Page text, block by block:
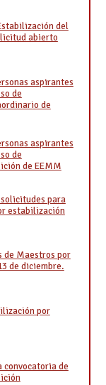
del
abierto
aspirantes
de
de
aspirantes
de
de EEMM
para
estabilización
de Maestros por
de diciembre.
por
convocatoria de